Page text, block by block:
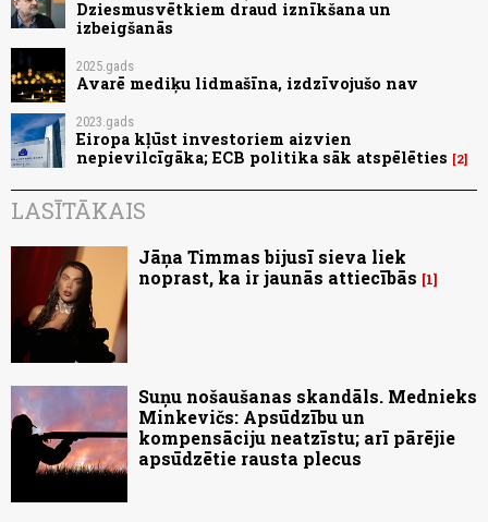
Dziesmusvētkiem draud iznīkšana un
izbeigšanās
2025.gads
Avarē mediķu lidmašīna, izdzīvojušo nav
2023.gads
Eiropa kļūst investoriem aizvien
nepievilcīgāka; ECB politika sāk atspēlēties
2
LASĪTĀKAIS
Jāņa Timmas bijusī sieva liek
noprast, ka ir jaunās attiecībās
1
Suņu nošaušanas skandāls. Mednieks
Minkevičs: Apsūdzību un
kompensāciju neatzīstu; arī pārējie
apsūdzētie rausta plecus